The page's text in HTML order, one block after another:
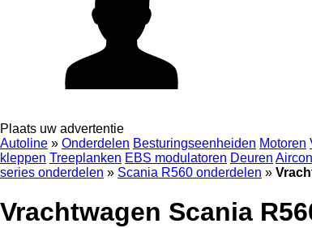
Plaats uw advertentie
Autoline » Onderdelen Besturingseenheiden Motoren
kleppen Treeplanken EBS modulatoren Deuren
series onderdelen » Scania R560 onderdelen »
Vrachtwagen Scania